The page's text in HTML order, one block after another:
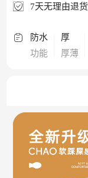
7天无理由退货
防水
功能
厚
厚薄